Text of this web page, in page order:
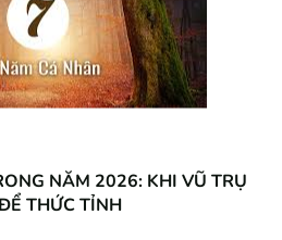
NĂM 2026: KHI VŨ TRỤ
THỨC TỈNH